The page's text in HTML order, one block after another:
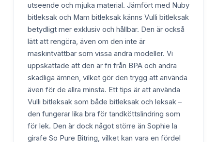
utseende och mjuka material. Jämfört med Nuby
bitleksak och Mam bitleksak känns Vulli bitleksak
betydligt mer exklusiv och hållbar. Den är också
lätt att rengöra, även om den inte är
maskintvättbar som vissa andra modeller. Vi
uppskattade att den är fri från BPA och andra
skadliga ämnen, vilket gör den trygg att använda
även för de allra minsta. Ett tips är att använda
Vulli bitleksak som både bitleksak och leksak –
den fungerar lika bra för tandköttslindring som
för lek. Den är dock något större än Sophie la
girafe So Pure Bitring, vilket kan vara en fördel